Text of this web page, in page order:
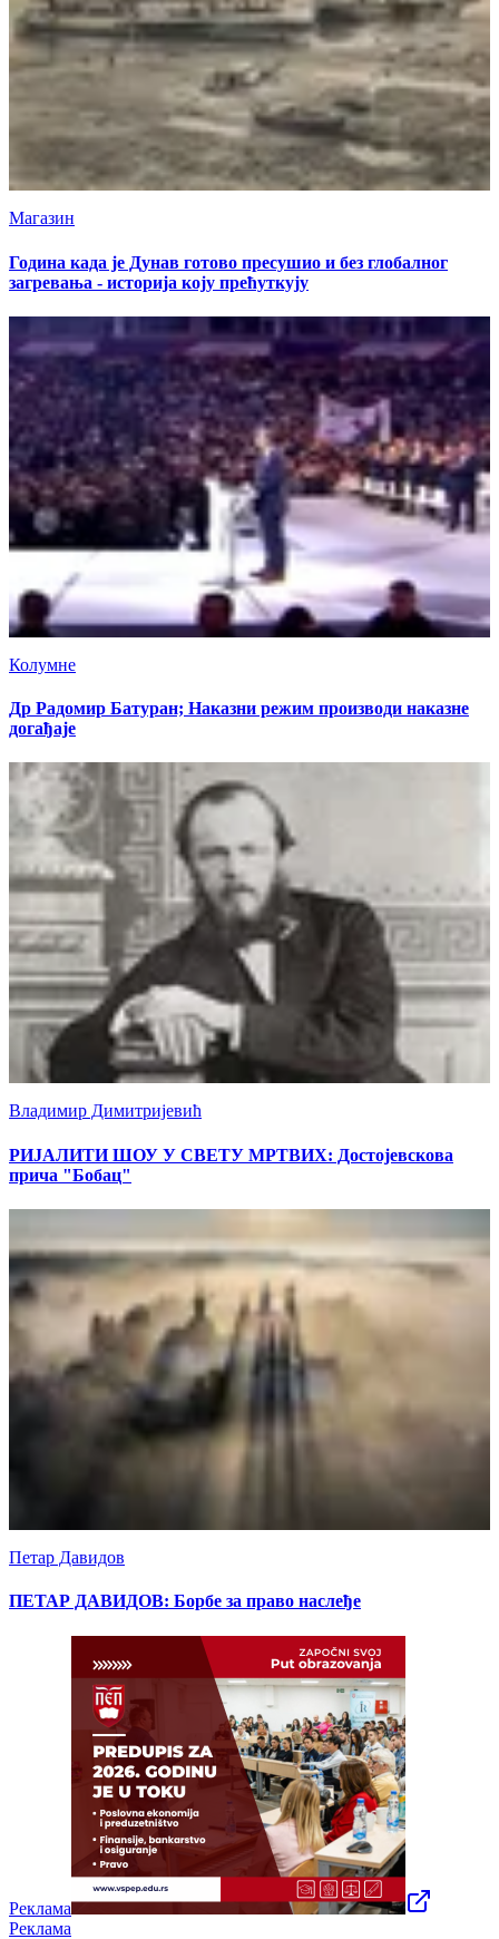
Магазин
Година када је Дунав готово пресушио и без глобалног
загревања - историја коју прећуткују
Колумне
Др Радомир Батуран; Наказни режим производи наказне
догађаје
Владимир Димитријевић
РИЈАЛИТИ ШОУ У СВЕТУ МРТВИХ: Достојевскова
прича "Бобац"
Петар Давидов
ПЕТАР ДАВИДОВ: Борбе за право наслеђе
Реклама
Реклама